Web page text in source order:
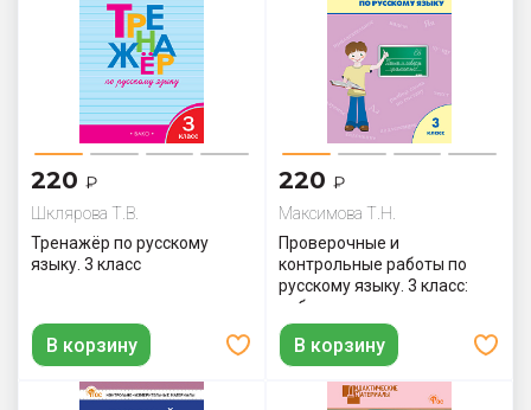
220 ₽
Шклярова Т.В.
Тренажёр по русскому
языку. 3 класс
В корзину
220 ₽
Максимова Т.Н.
Проверочные и
контрольные работы по
русскому языку. 3 класс:
рабочая тетрадь
В корзину